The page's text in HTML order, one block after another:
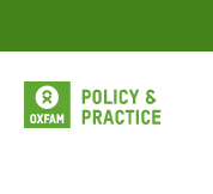
to
content